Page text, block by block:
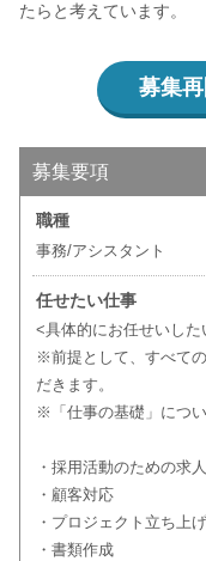
たらと考えています。
募集
募集要項
職種
事務/アシスタント
任せたい仕事
<具体的にお任せいした
※前提として、すべて
だきます。
※「仕事の基礎」につ
・採用活動のための求
・顧客対応
・プロジェクト立ち上
・書類作成